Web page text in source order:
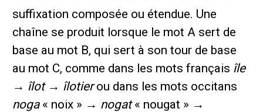
suffixation composée ou étendue. Une
chaîne se produit lorsque le mot A sert de
base au mot B, qui sert à son tour de base
au mot C, comme dans les mots français île
→ îlot→ îlotierou dans les mots occitans
noga« noix » → nogat« nougat » →